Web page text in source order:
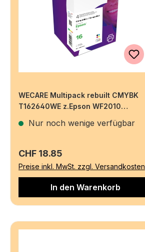
WECARE Multipack rebuilt CMYBK
T162640WE z.Epson WF2010
Nur noch wenige verfügbar
Regulärer Preis:
CHF 18.85
Preise inkl. MwSt. zzgl. Versandkosten
In den Warenkorb